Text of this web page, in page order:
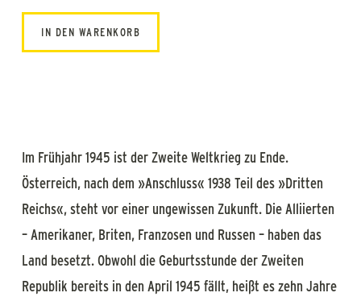
IN DEN WARENKORB
Im Frühjahr 1945 ist der Zweite Weltkrieg zu Ende.
Österreich, nach dem »Anschluss« 1938 Teil des »Dritten
Reichs«, steht vor einer ungewissen Zukunft. Die Alliierten
– Amerikaner, Briten, Franzosen und Russen – haben das
Land besetzt. Obwohl die Geburtsstunde der Zweiten
Republik bereits in den April 1945 fällt, heißt es zehn Jahre